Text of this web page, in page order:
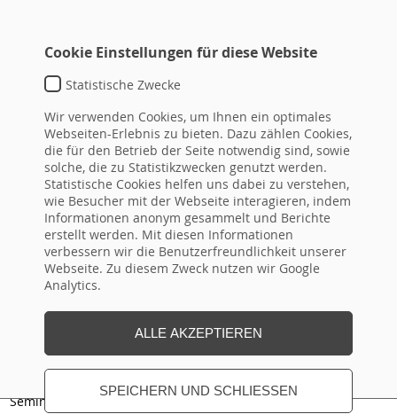
SEMINARBUCHUNG
IHRE WAHL
Seminartitel
Seminar-Nr.
Cookie Einstellungen für diese Website
Statistische Zwecke
Wir verwenden Cookies, um Ihnen ein optimales
Webseiten-Erlebnis zu bieten. Dazu zählen Cookies,
die für den Betrieb der Seite notwendig sind, sowie
solche, die zu Statistikzwecken genutzt werden.
Statistische Cookies helfen uns dabei zu verstehen,
wie Besucher mit der Webseite interagieren, indem
Informationen anonym gesammelt und Berichte
erstellt werden. Mit diesen Informationen
verbessern wir die Benutzerfreundlichkeit unserer
Webseite. Zu diesem Zweck nutzen wir Google
Analytics.
ALLE AKZEPTIEREN
SPEICHERN UND SCHLIESSEN